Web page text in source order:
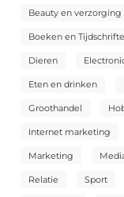
Beauty en verzorging
Boeken en
Dieren
Eten en drinken
Groothandel
Internet marketing
Marketing
Relatie Sport